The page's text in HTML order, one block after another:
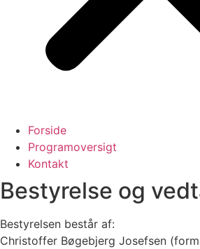
Forside
Programoversigt
Kontakt
Bestyrelse og
Bestyrelsen består af:
Christoffer Bøgebjerg Josefsen